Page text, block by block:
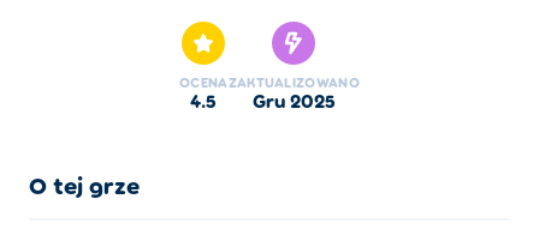
konkurencyjną społecznością. Istnieją cztery
standardowe tryby gry i mapy oraz niezliczone
niestandardowe mapy/tryby gry. Graj 7 różnymi broniami i
znajomych, udostępniając link na ekranie lobby i cieszcie
OCENA
4.5
ZAKTUALIZOWANO
gru 2025
O tej grze